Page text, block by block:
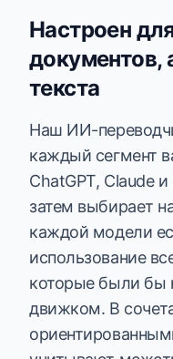
Настроен
документов,
текста
Наш ИИ-
каждый сегмент
ChatGPT, Claude
затем выбирает
каждой модели
использование
которые были бы
движком. В